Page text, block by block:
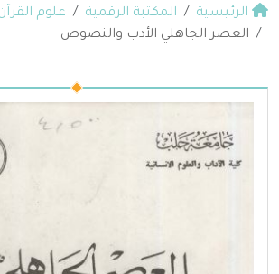
الرئيسية المكتبة الرقمية علوم
العصر الجاهلي الأدب والنصوص